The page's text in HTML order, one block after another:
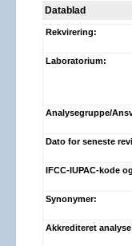
Datablad
Rekvirering:
Laboratorium:
Analysegruppe/
Dato for seneste
IFCC-IUPAC-kode
Synonymer:
Akkrediteret